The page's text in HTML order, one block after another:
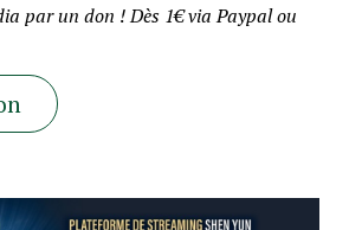
par un don ! Dès 1€ via Paypal ou